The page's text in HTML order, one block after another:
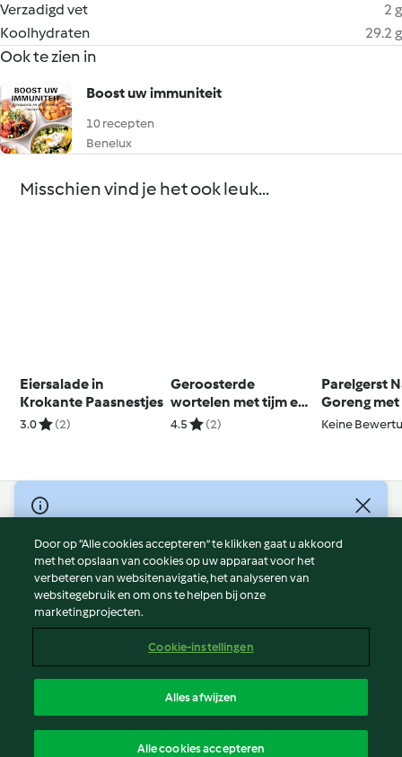
Verzadigd vet
2 g
Koolhydraten
29.2 g
Ook te zien in
Boost uw immuniteit
10 recepten
Benelux
Misschien vind je het ook leuk...
Eiersalade in
Krokante Paasnestjes
3.0 (2)
Geroosterde
wortelen met tijm en
munt met de Peeler
4.5 (2)
Parelgerst
Goreng
Keine
© Copyright 2026
Gebruiksvoorwaarden
Privacybeleid
Disclaimer
Colofon
Verslag Inhoud
Toegankelijkheidsverklaring
Door op “Alle cookies accepteren” te klikken gaat u akkoord
met het opslaan van cookies op uw apparaat voor het
verbeteren van websitenavigatie, het analyseren van
websitegebruik en om ons te helpen bij onze
marketingprojecten.
Cookie-instellingen
Alles afwijzen
Alle cookies accepteren